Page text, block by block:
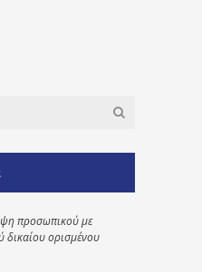
προσωπικού με
δικαίου ορισμένου